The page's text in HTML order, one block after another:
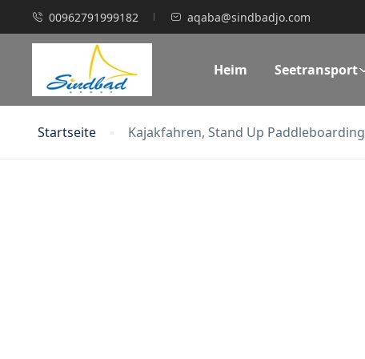
00962791999182 aqaba@sindbadjo.com
Heim Seetransport
Startseite Kajakfahren, Stand Up Paddleboarding